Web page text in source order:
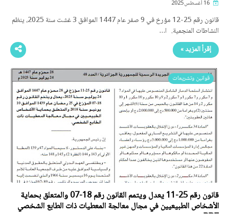
قانون رقم 25-12 مؤرخ في 9 صفر عام 1447 الموافق 3 غشت سنة 2025، ينظم
النشاطات المنجمية. ا…
إقرأ المزيد »
قوانين وتشريعات
قانون رقم 25-11 يعدل ويتمم القانون رقم 18-07 والمتعلق بحماية
الأشخاص الطبيعيين في مجال معالجة المعطيات ذات الطابع الشخصي